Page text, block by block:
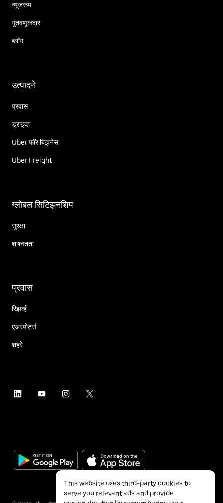
न्यूजरूम
गुंतवणूकदार
ब्लॉग
उत्पादने
प्रवास
ड्राइव्ह
Uber फॉर बिझनेस
Uber Freight
ग्लोबल सिटिझनशिप
सुरक्षा
शाश्वतता
प्रवास
रिझर्व्ह
एअरपोर्ट्स
शहरे
This website uses third-party cookies to
serve you relevant ads and provide